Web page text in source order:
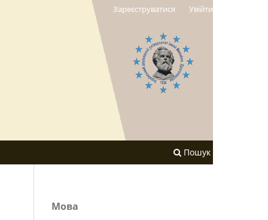
Пошук
Зареєструватися Увійти
Мова